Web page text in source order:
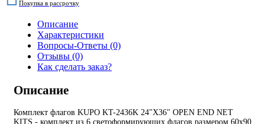
Покупка в рассрочку
Описание
Характеристики
Вопросы-Ответы (0)
Отзывы (0)
Как сделать заказ?
Описание
Комплект флагов KUPO KT-2436K 24"X36" OPEN END NET
KITS - комплект из 6 светоформирующих флагов размером 60х90